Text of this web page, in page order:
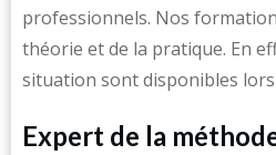
professionnels. Nos
théorie et de la pratique. En
situation sont disponibles
Expert de la